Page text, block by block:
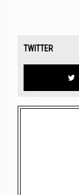
TWITTER